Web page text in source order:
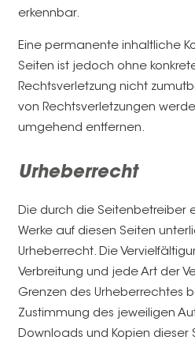
erkennbar.
Eine permanente inhaltliche
Seiten ist jedoch ohne
Rechtsverletzung nicht
von Rechtsverletzungen
umgehend entfernen.
Urheberrecht
Die durch die Seitenbetreiber
Werke auf diesen Seiten
Urheberrecht. Die
Verbreitung und jede Art der
Grenzen des Urheberrechtes
Zustimmung des jeweiligen
Downloads und Kopien dieser